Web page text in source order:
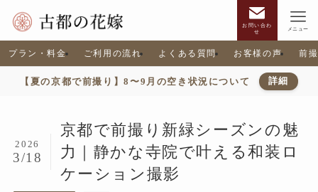
お問い合わ
せ
メニュー
プラン・料金 ご利用の流れ よくある質問 お客様の声 前
【夏の京都で前撮り】8〜9月の空き状況について 詳細
京都で前撮り新緑シーズンの魅
力｜静かな寺院で叶える和装ロ
ケーション撮影
2026
3/18